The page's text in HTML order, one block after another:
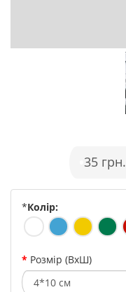
35 грн.
*Колір:
Розмір (ВхШ)